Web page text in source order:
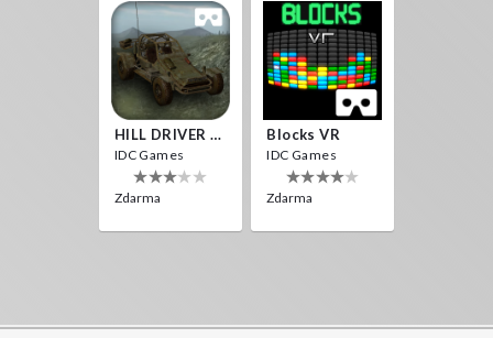
HILL DRIVER VR
IDC Games
Zdarma
Blocks VR
IDC Games
Zdarma